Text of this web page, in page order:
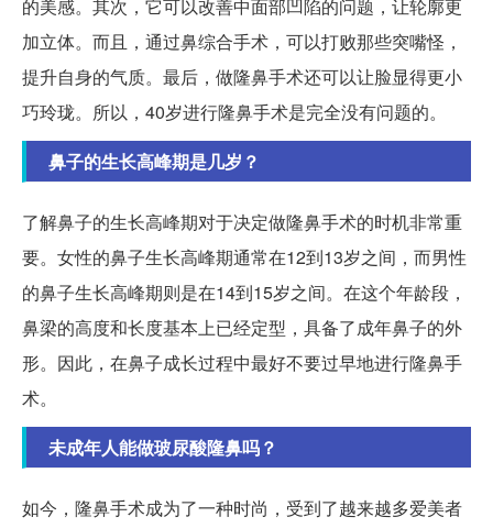
的美感。其次，它可以改善中面部凹陷的问题，让轮廓更
加立体。而且，通过鼻综合手术，可以打败那些突嘴怪，
提升自身的气质。最后，做隆鼻手术还可以让脸显得更小
巧玲珑。所以，40岁进行隆鼻手术是完全没有问题的。
鼻子的生长高峰期是几岁？
了解鼻子的生长高峰期对于决定做隆鼻手术的时机非常重
要。女性的鼻子生长高峰期通常在12到13岁之间，而男性
的鼻子生长高峰期则是在14到15岁之间。在这个年龄段，
鼻梁的高度和长度基本上已经定型，具备了成年鼻子的外
形。因此，在鼻子成长过程中最好不要过早地进行隆鼻手
术。
未成年人能做玻尿酸隆鼻吗？
如今，隆鼻手术成为了一种时尚，受到了越来越多爱美者